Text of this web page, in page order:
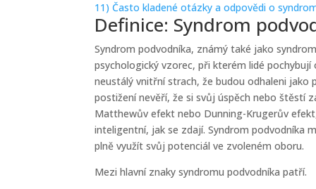
11) Často kladené otázky a odpovědi o
Definice: Syndrom
Syndrom podvodníka, známý také jako
psychologický vzorec, při kterém lidé
neustálý vnitřní strach, že budou odhaleni
postižení nevěří, že si svůj úspěch nebo štěstí
Matthewův efekt nebo Dunning-Krugerův
inteligentní, jak se zdají. Syndrom podvodníka
plně využít svůj potenciál ve zvoleném oboru.
Mezi hlavní znaky syndromu podvodníka patří.